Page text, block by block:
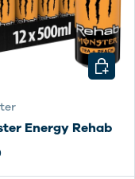
Energy Rehab